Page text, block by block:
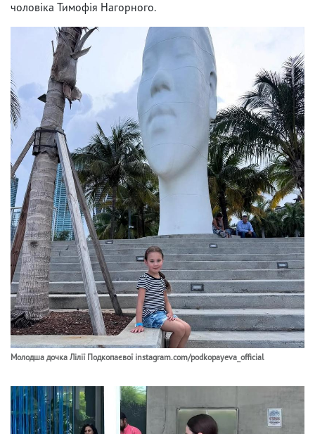
чоловіка Тимофія Нагорного.
Молодша дочка Лілії Подкопаєвої instagram.com/podkopayeva_official